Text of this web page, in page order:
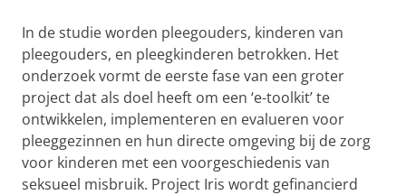
In de studie worden pleegouders, kinderen van
pleegouders, en pleegkinderen betrokken. Het
onderzoek vormt de eerste fase van een groter
project dat als doel heeft om een ‘e-toolkit’ te
ontwikkelen, implementeren en evalueren voor
pleeggezinnen en hun directe omgeving bij de zorg
voor kinderen met een voorgeschiedenis van
seksueel misbruik. Project Iris wordt gefinancierd